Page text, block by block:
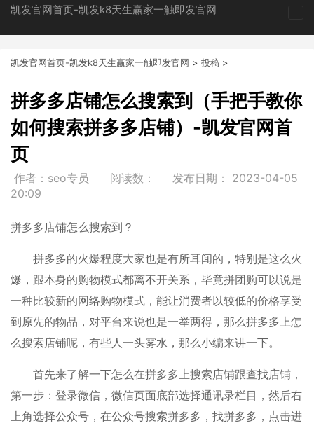
凯发官网首页-凯发k8天生赢家一触即发官网
凯发官网首页-凯发k8天生赢家一触即发官网 > 投稿 >
拼多多店铺怎么搜索到（手把手教你
如何搜索拼多多店铺）-凯发官网首
页
作者：seo专员 阅读数： 发布日期： 2023-04-05
20:09
拼多多店铺怎么搜索到？
拼多多的火爆程度大家也是有所耳闻的，特别是这么火
爆，跟本身的购物模式都离不开关系，毕竟拼团购可以说是
一种比较新的网络购物模式，能让消费者以较低的价格享受
到原先的物品，对平台来说也是一举两得，那么拼多多上怎
么搜索店铺呢，有些人一头雾水，那么小编来讲一下。
首先来了解一下怎么在拼多多上搜索店铺跟查找店铺，
第一步：登录微信，微信页面底部选择通讯录栏目，然后右
上角选择公众号，在公众号搜索拼多多，找拼多多，点击进